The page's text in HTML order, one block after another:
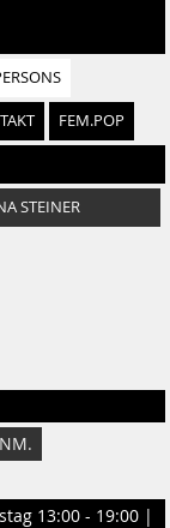
FEM.POP
STEINER
13:00 - 19:00 |